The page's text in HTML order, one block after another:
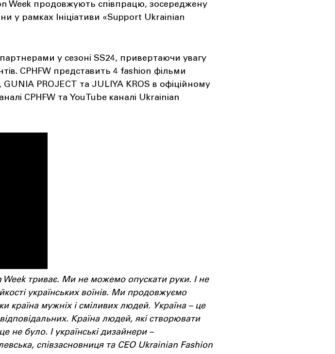
Week продовжують співпрацю, зосереджену
у рамках Ініціативи «Support Ukrainian
у сезоні SS24, привертаючи увагу
CPHFW представить 4 fashion фільми
PROJECT та JULIYA KROS в офіційному
CPHFW та YouTube каналі Ukrainian
триває. Ми не можемо опускати руки. І не
українських воїнів. Ми продовжуємо
країна мужніх і сміливих людей. Україна – це
Країна людей, які створювати
не було. І українські дизайнери –
співзасновниця та СЕО Ukrainian Fashion